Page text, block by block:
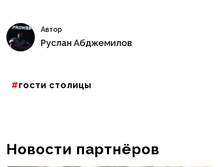
Автор
Руслан Абджемилов
гости столицы
Новости партнёров